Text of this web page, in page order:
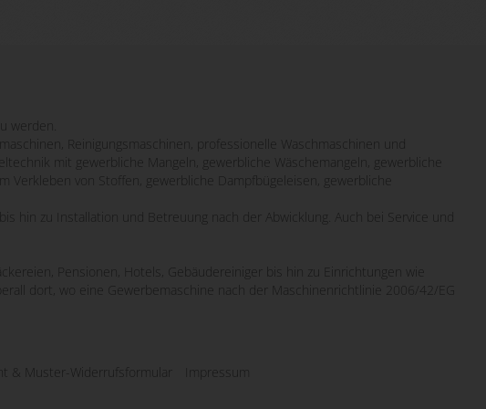
Reinigungsmaschinen, professionelle Waschmaschinen und
mit gewerbliche Mangeln, gewerbliche Wäschemangeln, gewerbliche
Verkleben von Stoffen, gewerbliche Dampfbügeleisen, gewerbliche
hin zu Installation und Betreuung nach der Abwicklung. Auch bei Service und
Pensionen, Hotels, Gebäudereiniger bis hin zu Einrichtungen wie
dort, wo eine Gewerbemaschine nach der Maschinenrichtlinie 2006/42/EG
& Muster-Widerrufsformular Impressum